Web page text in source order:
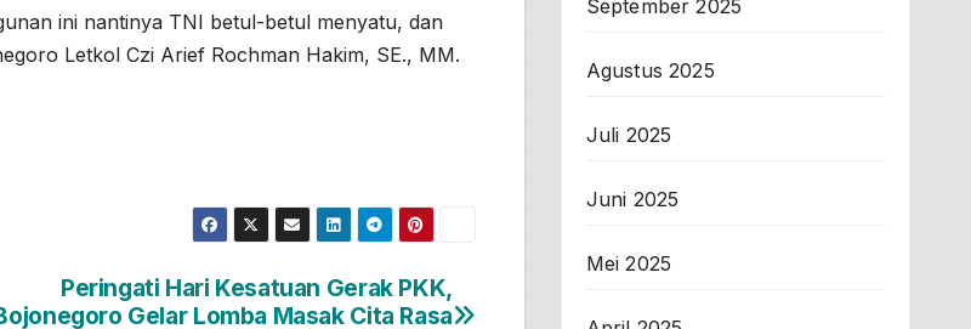
ini nantinya TNI betul-betul menyatu, dan
Letkol Czi Arief Rochman Hakim, SE., MM.
Peringati Hari Kesatuan Gerak PKK,
Gelar Lomba Masak Cita Rasa
September 2025
Agustus 2025
Juli 2025
Juni 2025
Mei 2025